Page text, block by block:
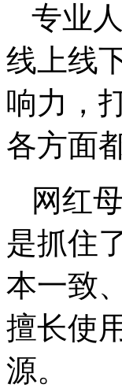
专业
线上线
响力，
各方面
网红
是抓住
本一致
擅长使
源。